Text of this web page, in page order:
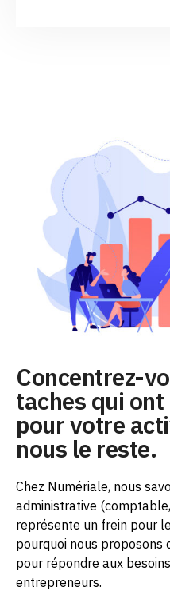
Concentrez-
taches qui
pour votre
nous le reste.
Chez Numériale, nous
administrative
représente un frein pour
pourquoi nous proposons
pour répondre aux
entrepreneurs.